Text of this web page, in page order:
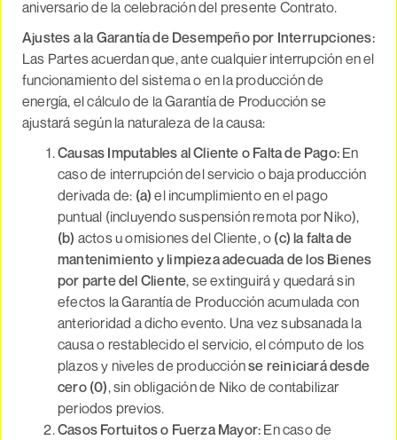
aniversario de la celebración del presente Contrato.
Ajustes a la Garantía de Desempeño por Interrupciones:
Las Partes acuerdan que, ante cualquier interrupción en el
funcionamiento del sistema o en la producción de
energía, el cálculo de la Garantía de Producción se
ajustará según la naturaleza de la causa:
Causas Imputables al Cliente o Falta de Pago: En
caso de interrupción del servicio o baja producción
derivada de: (a) el incumplimiento en el pago
puntual (incluyendo suspensión remota por Niko),
(b) actos u omisiones del Cliente, o (c) la falta de
mantenimiento y limpieza adecuada de los Bienes
por parte del Cliente, se extinguirá y quedará sin
efectos la Garantía de Producción acumulada con
anterioridad a dicho evento. Una vez subsanada la
causa o restablecido el servicio, el cómputo de los
plazos y niveles de producciónse reiniciará desde
cero (0), sin obligación de Niko de contabilizar
periodos previos.
Casos Fortuitos o Fuerza Mayor: En caso de